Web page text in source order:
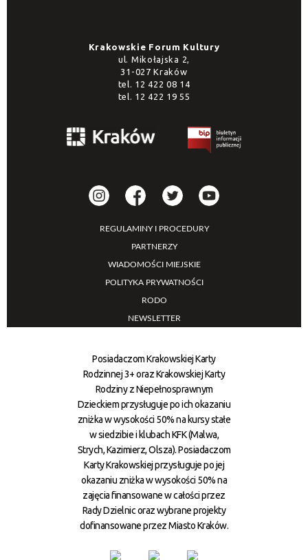
Krakowskie Forum Kultury
ul. Mikołajska 2,
31-027 Kraków
tel. 12 422 08 14
tel. 12 422 19 55
REGULAMINY I PROCEDURY
PARTNERZY
WIADOMOŚCI MIEJSKIE
POLITYKA PRYWATNOŚCI
RODO
NEWSLETTER
Posiadaczom Krakowskiej Karty
Rodzinnej 3+ oraz Krakowskiej Karty
Rodziny z Niepełnosprawnym
Dzieckiem przysługuje po ich okazaniu
zniżka w wysokości 50% na kursy stałe
w siedzibie i klubach KFK (Malwa,
Strych, Kazimierz, Olsza). Posiadaczom
Karty Krakowskiej przysługuje po jej
okazaniu zniżka w wysokości 50% na
zajęcia finansowane w całości przez
Rady Dzielnic oraz wybrane projekty
dofinansowane przez Miasto Kraków.